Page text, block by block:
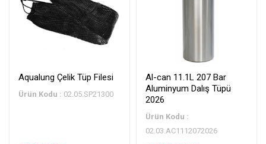
Aqualung Çelik Tüp Filesi
Ürün Kodu : 02.05.SP21300
Al-can 11.1L 207 Bar
Aluminyum Dalış Tüpü
2026
Ürün Kodu :
02.03.AC1112072026